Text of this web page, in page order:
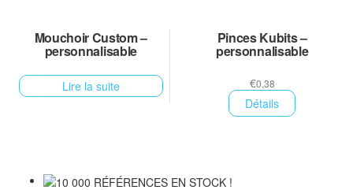
Mouchoir Custom –
personnalisable
Lire la suite
Pinces Kubits –
personnalisable
€0,38
Détails